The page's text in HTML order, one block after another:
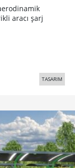
aracı şarj
TASARIM